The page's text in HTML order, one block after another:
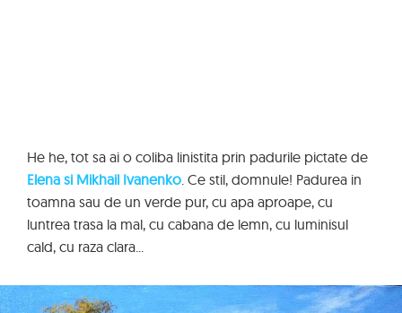
He he, tot sa ai o coliba linistita prin padurile pictate de
Elena si Mikhail Ivanenko. Ce stil, domnule! Padurea in
toamna sau de un verde pur, cu apa aproape, cu
luntrea trasa la mal, cu cabana de lemn, cu luminisul
cald, cu raza clara...